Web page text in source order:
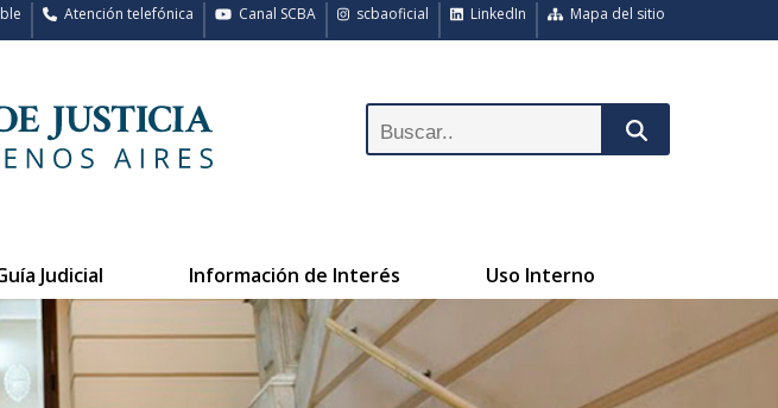
Mapa del sitio
LinkedIn
scbaoficial
Canal SCBA
Atención telefónica
Judicial Información de Interés Uso Interno